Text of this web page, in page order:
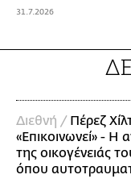
31.7.2026
Διεθνή / Πέρεζ
«Επικοινωνεί» - Η
της οικογένειάς
όπου